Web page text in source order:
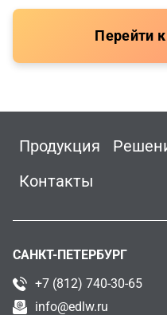
Перейти
Продукция
Контакты
САНКТ-ПЕТЕРБУРГ
+7 (812) 740-30-65
info@edlw.ru